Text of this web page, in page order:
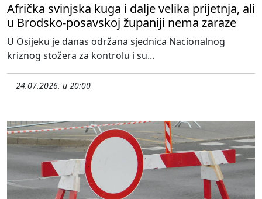
Afrička svinjska kuga i dalje velika prijetnja, ali
u Brodsko-posavskoj županiji nema zaraze
U Osijeku je danas održana sjednica Nacionalnog
kriznog stožera za kontrolu i su...
24.07.2026. u 20:00